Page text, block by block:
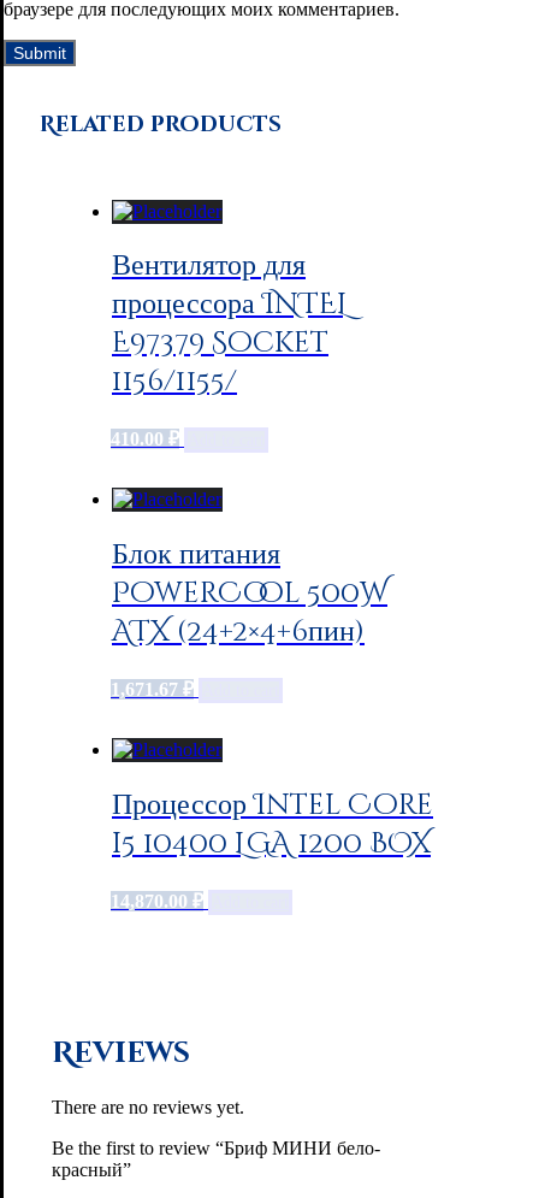
браузере для последующих моих комментариев.
Related products
Вентилятор для
процессора INTEL
E97379 Socket
1156/1155/
410.00 ₽
Блок питания
PowerCool 500W
ATX (24+2×4+6пин)
1,671.67 ₽
Процессор Intel Core
i5 10400 LGA 1200 BOX
14,870.00 ₽
Reviews
There are no reviews yet.
Be the first to review “Бриф МИНИ бело-
красный”